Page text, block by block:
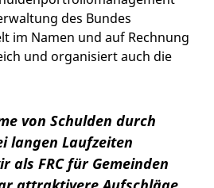
des Bundes
im Namen und auf Rechnung
und organisiert auch die
von Schulden durch
langen Laufzeiten
als FRC für Gemeinden